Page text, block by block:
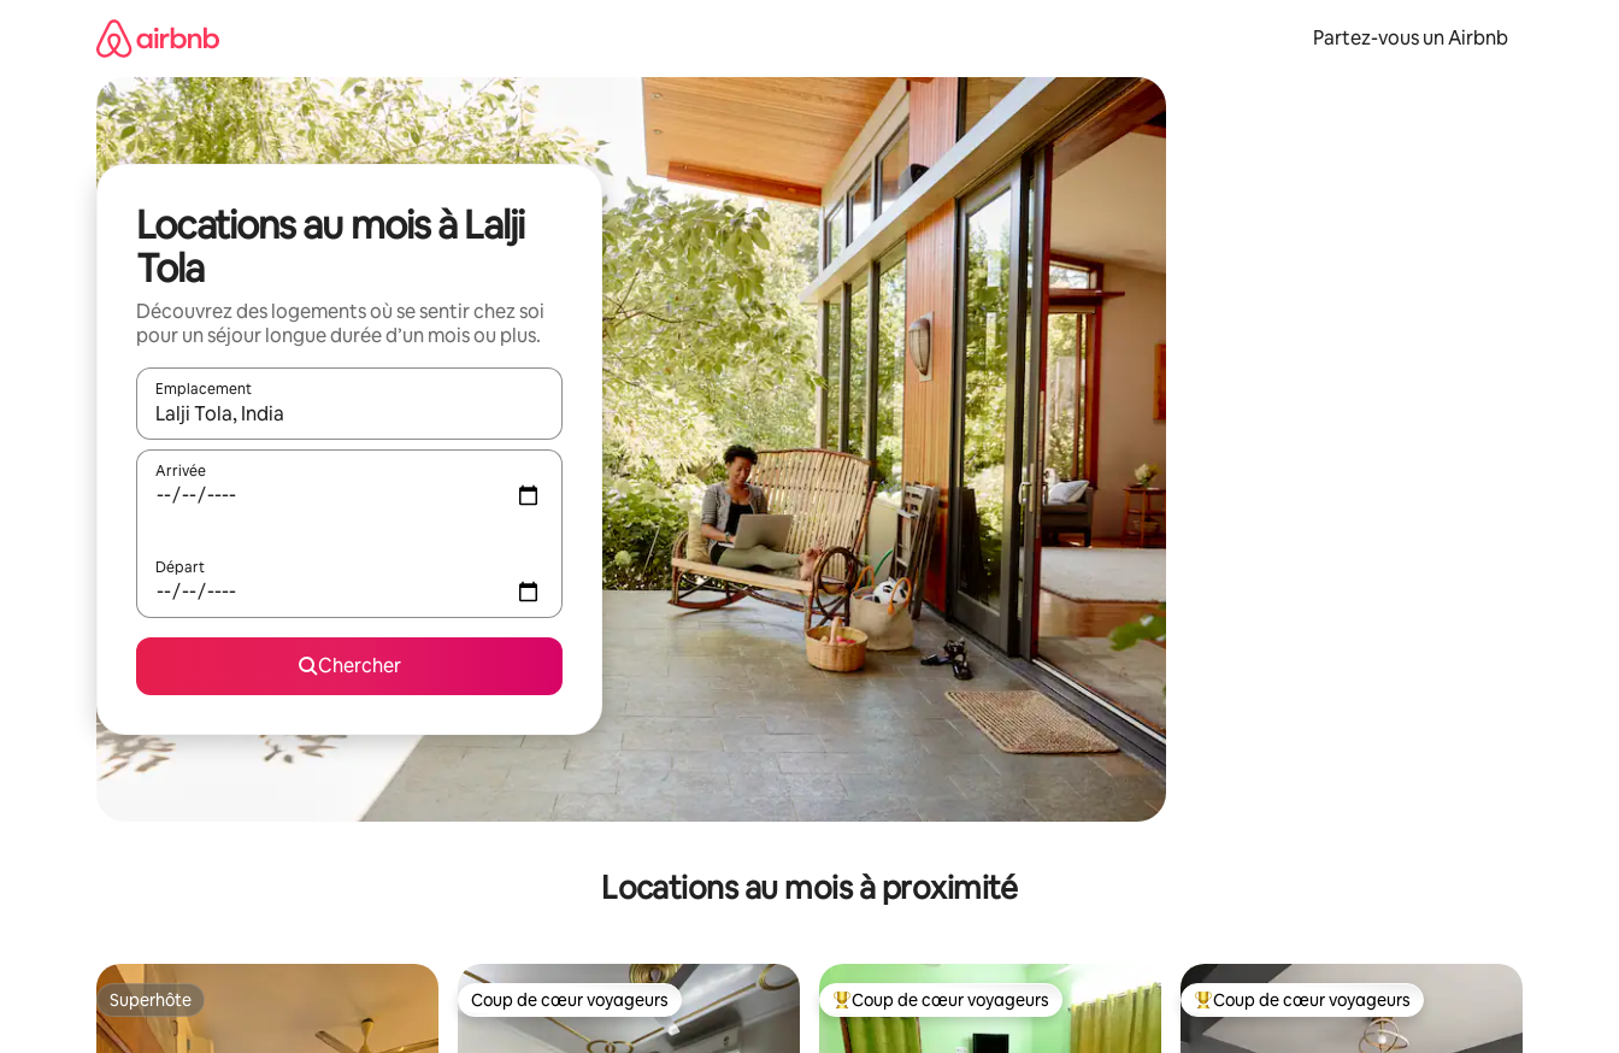
Partez-vous un Airbnb
Locations au mois à Lalji
Tola
Découvrez des logements où se sentir chez soi
pour un séjour longue durée d’un mois ou plus.
Emplacement
Quand les résultats sont affichés, parcourez-les en utilisant les flèches vers le haut et vers le bas, ou en appuyant dessus et en les faisant glisser.
Arrivée
Départ
Chercher
Locations au mois à proximité
Superhôte
Superhôte Coup de cœur voyageurs
Coup de cœur voyageurs Coup de cœur voyageurs parmi les plus aimés
Coup de cœur voyageurs Coup de cœur voyageurs parmi les plus aimés
Coup de cœur voyageurs